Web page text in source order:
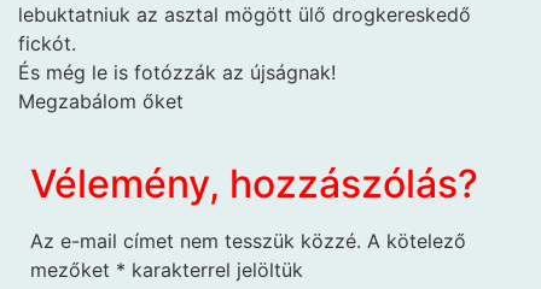
lebuktatniuk az asztal mögött ülő drogkereskedő
fickót.
És még le is fotózzák az újságnak!
Megzabálom őket
Vélemény, hozzászólás?
Az e-mail címet nem tesszük közzé. A kötelező
mezőket * karakterrel jelöltük